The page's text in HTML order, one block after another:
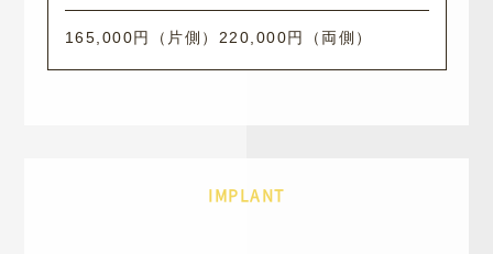
165,000円（片側） 220,000円（両側）
IMPLANT